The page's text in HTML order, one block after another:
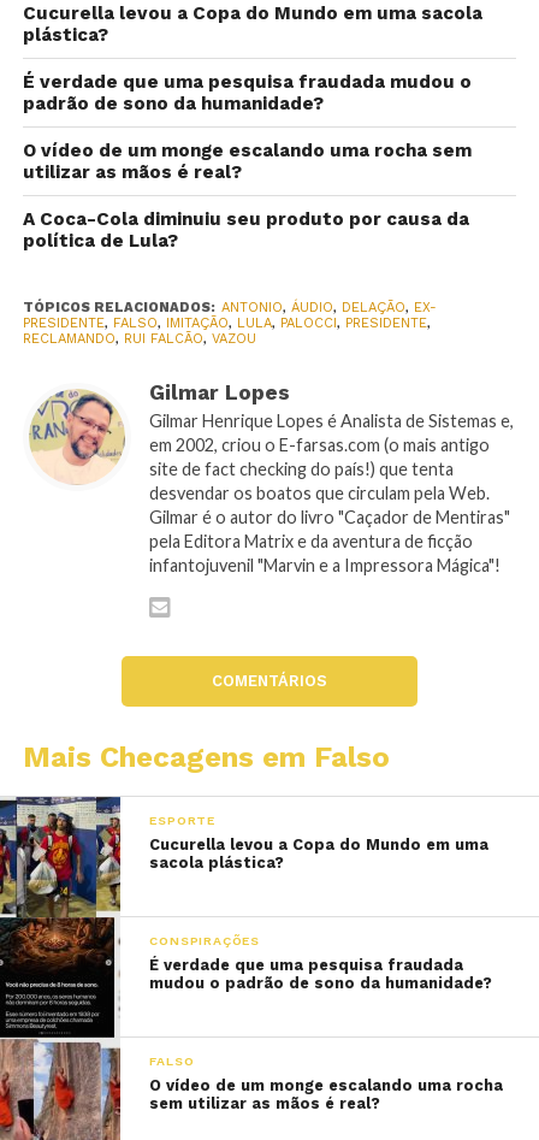
Cucurella levou a Copa do Mundo em uma sacola
plástica?
É verdade que uma pesquisa fraudada mudou o
padrão de sono da humanidade?
O vídeo de um monge escalando uma rocha sem
utilizar as mãos é real?
A Coca-Cola diminuiu seu produto por causa da
política de Lula?
TÓPICOS RELACIONADOS: ANTONIO, ÁUDIO, DELAÇÃO, EX-
PRESIDENTE, FALSO, IMITAÇÃO, LULA, PALOCCI, PRESIDENTE,
RECLAMANDO, RUI FALCÃO, VAZOU
Gilmar Lopes
Gilmar Henrique Lopes é Analista de Sistemas e,
em 2002, criou o E-farsas.com (o mais antigo
site de fact checking do país!) que tenta
desvendar os boatos que circulam pela Web.
Gilmar é o autor do livro "Caçador de Mentiras"
pela Editora Matrix e da aventura de ficção
infantojuvenil "Marvin e a Impressora Mágica"!
COMENTÁRIOS
Mais Checagens em Falso
ESPORTE
Cucurella levou a Copa do Mundo em uma
sacola plástica?
CONSPIRAÇÕES
É verdade que uma pesquisa fraudada
mudou o padrão de sono da humanidade?
FALSO
O vídeo de um monge escalando uma rocha
sem utilizar as mãos é real?